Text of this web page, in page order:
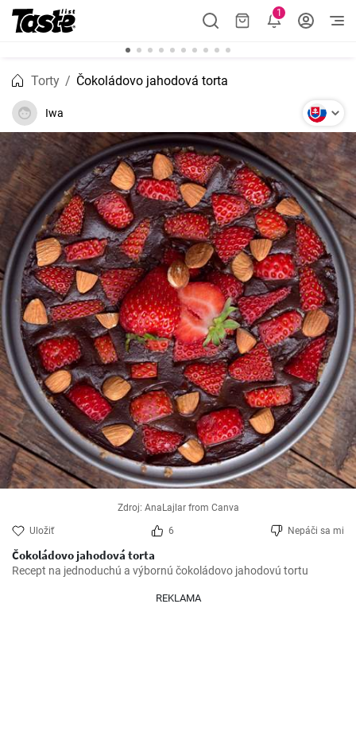
1
Torty Čokoládovo jahodová torta
Iwa
Zdroj: AnaLajlar from Canva
Uložiť 6 Nepáči sa mi
Čokoládovo jahodová torta
Recept na jednoduchú a výbornú čokoládovo jahodovú tortu
REKLAMA